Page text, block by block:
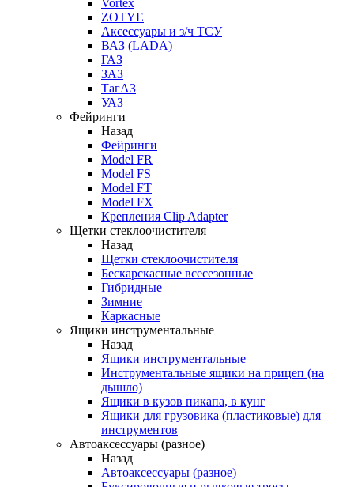
Vortex
ZOTYE
Аксессуары и з/ч ТСУ
ВАЗ (LADA)
ГАЗ
ЗАЗ
ТагАЗ
УАЗ
Фейринги
Назад
Фейринги
Model FR
Model FS
Model FT
Model FX
Крепления Clip Adapter
Щетки стеклоочистителя
Назад
Щетки стеклоочистителя
Бескарскасные всесезонные
Гибридные
Зимние
Каркасные
Ящики инструментальные
Назад
Ящики инструментальные
Инструментальные ящики на прицеп (на
дышло)
Ящики в кузов пикапа, в кунг
Ящики для грузовика (пластиковые) для
инструментов
Автоаксессуары (разное)
Назад
Автоаксессуары (разное)